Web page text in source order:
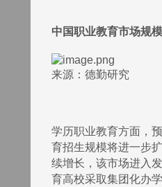
中国职业教育市场规
来源：德勤研究
学历职业教育方面，
育招生规模将进一步
续增长，该市场进入
育高校采取集团化办